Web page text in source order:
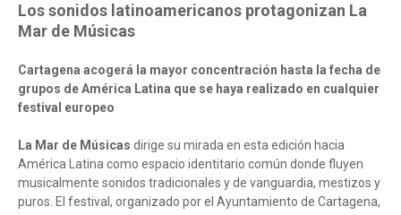
Los sonidos latinoamericanos protagonizan La
Mar de Músicas
Cartagena acogerá la mayor concentración hasta la fecha de
grupos de América Latina que se haya realizado en cualquier
festival europeo
La Mar de Músicas dirige su mirada en esta edición hacia
América Latina como espacio identitario común donde fluyen
musicalmente sonidos tradicionales y de vanguardia, mestizos y
puros. El festival, organizado por el Ayuntamiento de Cartagena,